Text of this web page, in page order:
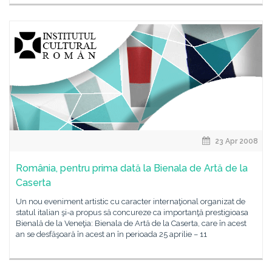
23 Apr 2008
România, pentru prima dată la Bienala de Artă de la
Caserta
Un nou eveniment artistic cu caracter internaţional organizat de
statul italian şi-a propus să concureze ca importanţă prestigioasa
Bienală de la Veneţia: Bienala de Artă de la Caserta, care în acest
an se desfăşoară în acest an în perioada 25 aprilie – 11